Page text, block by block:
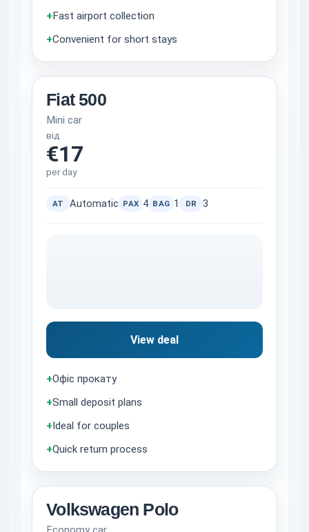
+ Fast airport collection
+Convenient for short stays
Fiat 500
Mini car
від
€17
per day
AT Automatic PAX 4 BAG 1 DR 3
View deal
+Офіс прокату
+Small deposit plans
+Ideal for couples
+Quick return process
Volkswagen Polo